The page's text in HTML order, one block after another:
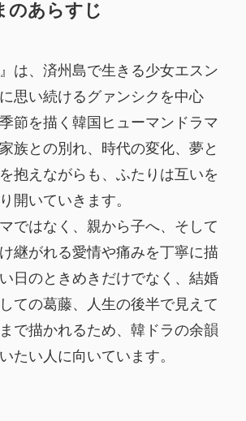
のあらすじ
は、済州島で生きる少女エスン
思い続けるグァンシクを中心
節を描く韓国ヒューマンドラマ
族との別れ、時代の変化、夢と
抱えながらも、ふたりは互いを
開いていきます。
ではなく、親から子へ、そして
継がれる愛情や痛みを丁寧に描
日のときめきだけでなく、結婚
ての葛藤、人生の後半で見えて
で描かれるため、韓ドラの余韻
たい人に向いています。